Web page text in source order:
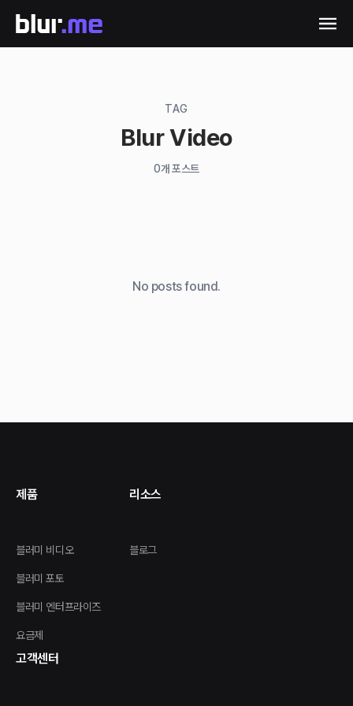
TAG
Blur Video
0개 포스트
No posts found.
제품
블러미 비디오
블러미 포토
블러미 엔터프라이즈
요금제
리소스
블로그
고객센터